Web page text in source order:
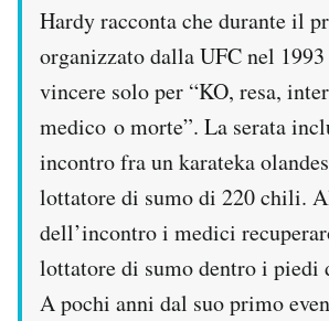
Hardy racconta che durante il
organizzato dalla UFC nel
vincere solo per “KO, resa,
medico o morte”. La serata
incontro fra un karateka
lottatore di sumo di 220 chili.
dell’incontro i medici
lottatore di sumo dentro i piedi
A pochi anni dal suo primo